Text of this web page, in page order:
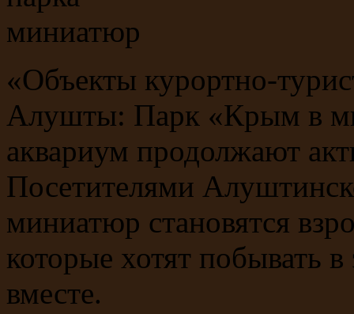
«Объекты курортно-
Алушты: Парк «Крым в
аквариум продолжают
Посетителями
миниатюр становятся
которые хотят побывать
вместе.